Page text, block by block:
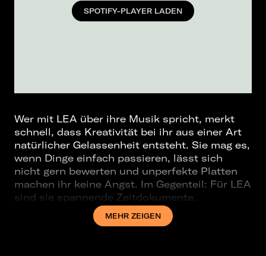
SPOTIFY-PLAYER LADEN
Wer mit LEA über ihre Musik spricht, merkt
schnell, dass Kreativität bei ihr aus einer Art
natürlicher Gelassenheit entsteht. Sie mag es,
wenn Dinge einfach passieren, lässt sich
nicht gern bewerten und unperfekte Platten
machen ihr keine Angst. Im Gegenteil: Für LEA
sind sie spannende Zeitdokumente.
2016 veröffentlichte sie ihr erstes, sehr
melancholisches Album "Vakuum". Ihre Single
MEHR ZEIGEN